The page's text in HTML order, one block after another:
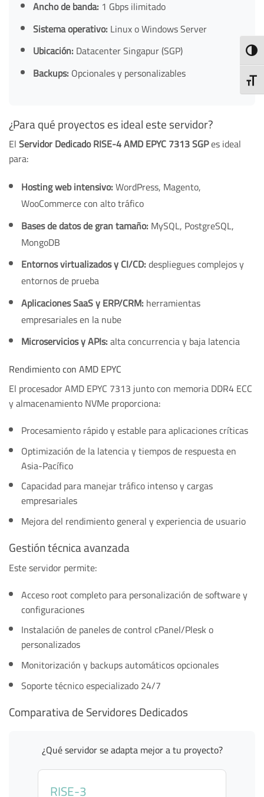
Ancho de banda: 1 Gbps ilimitado
Sistema operativo: Linux o Windows Server
Ubicación: Datacenter Singapur (SGP)
Backups: Opcionales y personalizables
¿Para qué proyectos es ideal este servidor?
ElServidor Dedicado RISE-4 AMD EPYC 7313 SGPes ideal
para:
Hosting web intensivo:WordPress, Magento,
WooCommerce con alto tráfico
Bases de datos de gran tamaño: MySQL, PostgreSQL,
MongoDB
Entornos virtualizados y CI/CD:despliegues complejos y
entornos de prueba
Aplicaciones SaaS y ERP/CRM: herramientas
empresariales en la nube
Microservicios y APIs:alta concurrencia y baja latencia
Rendimiento con AMD EPYC
El procesador AMD EPYC 7313 junto con memoria DDR4 ECC
y almacenamiento NVMe proporciona:
Procesamiento rápido y estable para aplicaciones críticas
Optimización de la latencia y tiempos de respuesta en
Asia-Pacífico
Capacidad para manejar tráfico intenso y cargas
empresariales
Mejora del rendimiento general y experiencia de usuario
Gestión técnica avanzada
Este servidor permite:
Acceso root completo para personalización de software y
configuraciones
Instalación de paneles de control cPanel/Plesk o
personalizados
Monitorización y backups automáticos opcionales
Soporte técnico especializado 24/7
Comparativa de Servidores Dedicados
¿Qué servidor se adapta mejor a tu proyecto?
RISE-3